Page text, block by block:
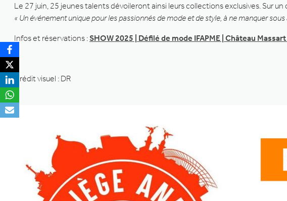
Le 27 juin, 25 jeunes talents dévoileront ainsi leurs collections exclusives. Sur
« Un événement unique pour les passionnés de mode et de style, à ne manquer
Infos et réservations :SHOW 2025 | Défilé de mode IFAPME | Château
Crédit visuel : DR